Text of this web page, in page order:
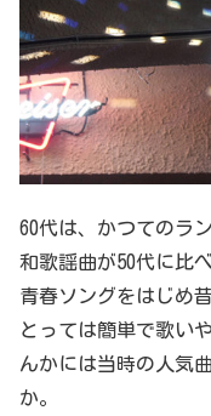
60代は、かつてのラ
和歌謡曲が50代に比
青春ソングをはじめ
とっては簡単で歌い
んかには当時の人気
か。